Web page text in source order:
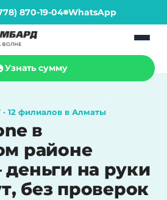
870-19-04 WhatsApp
Узнать сумму
· 12 филиалов в Алматы
в
районе
на руки
без проверок